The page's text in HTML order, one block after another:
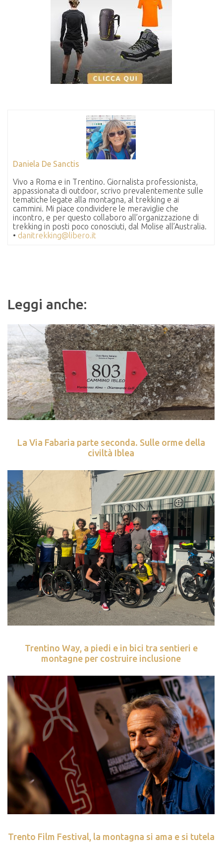
Daniela De Sanctis
Vivo a Roma e in Trentino. Giornalista professionista,
appassionata di outdoor, scrivo prevalentemente sulle
tematiche legate alla montagna, al trekking e ai
cammini. Mi piace condividere le meraviglie che
incontro, e per questo collaboro all’organizzazione di
trekking in posti poco conosciuti, dal Molise all’Australia.
• danitrekking@libero.it
Leggi anche:
La Via Fabaria parte seconda. Sulle orme della
civiltà Iblea
Trentino Way, a piedi e in bici tra sentieri e
montagne per costruire inclusione
Trento Film Festival, la montagna si ama e si tutela